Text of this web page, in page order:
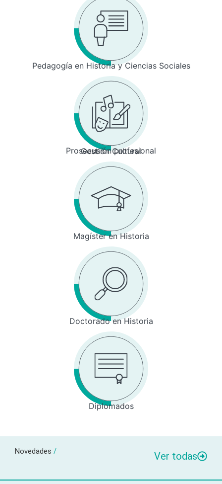
Pedagogía en Historia y Ciencias Sociales
Prosecusión profesional
Gestión Cultural
Magíster en Historia
Doctorado en Historia
Diplomados
Novedades / Ver todas